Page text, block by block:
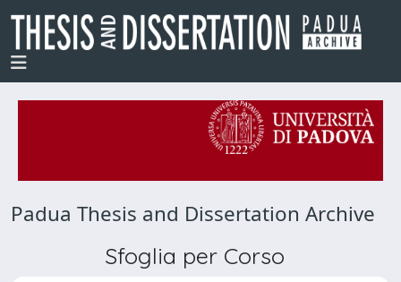
Padua Thesis and Dissertation Archive
Sfoglia per Corso